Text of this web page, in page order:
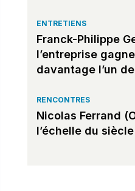
ENTRETIENS
Franck-Philippe
l’entreprise
davantage l’un
RENCONTRES
Nicolas Ferrand
l’échelle du siècle